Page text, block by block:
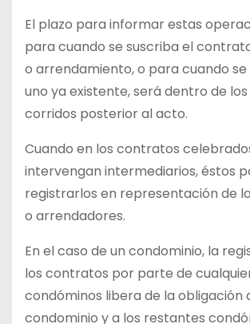
El plazo para informar estas
para cuando se suscriba el
o arrendamiento, o para cuando se
uno ya existente, será dentro de los
corridos posterior al acto.
Cuando en los contratos
intervengan intermediarios, éstos
registrarlos en representación de
o arrendadores.
En el caso de un condominio, la
los contratos por parte de
condóminos libera de la obligación
condominio y a los restantes